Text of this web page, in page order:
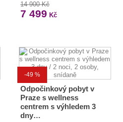
14 900 Kč
7 499 Kč
-49 %
Odpočinkový pobyt v
Praze s wellness
centrem s výhledem 3
dny…